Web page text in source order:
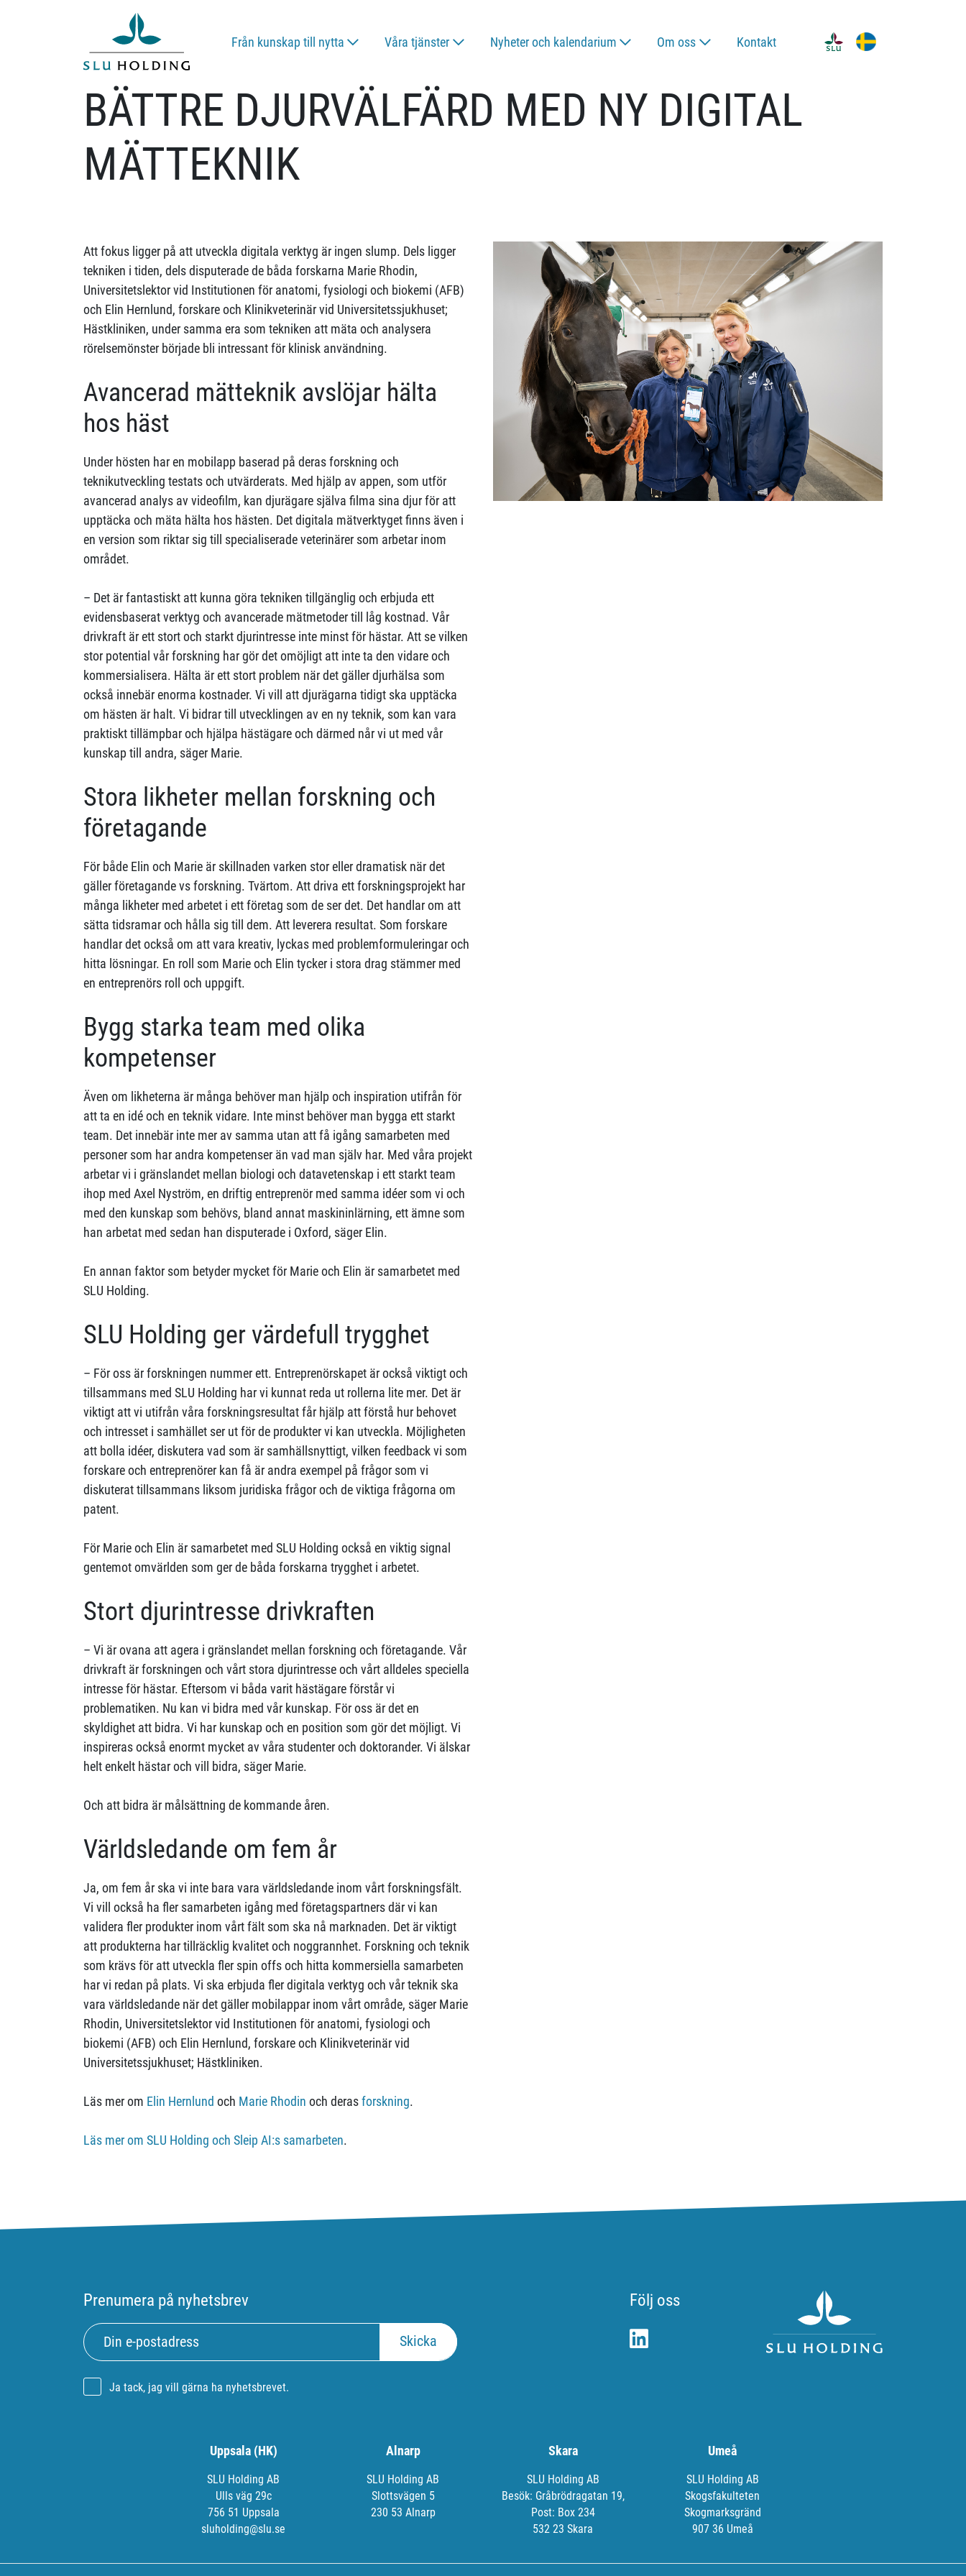
Från kunskap till nytta Våra tjänster Nyheter och kalendarium Om oss Kontakt
BÄTTRE DJURVÄLFÄRD MED NY DIGITAL
MÄTTEKNIK
Att fokus ligger på att utveckla digitala verktyg är ingen slump. Dels ligger
tekniken i tiden, dels disputerade de båda forskarna Marie Rhodin,
Universitetslektor vid Institutionen för anatomi, fysiologi och biokemi (AFB)
och Elin Hernlund, forskare och Klinikveterinär vid Universitetssjukhuset;
Hästkliniken, under samma era som tekniken att mäta och analysera
rörelsemönster började bli intressant för klinisk användning.
Avancerad mätteknik avslöjar hälta
hos häst
Under hösten har en mobilapp baserad på deras forskning och
teknikutveckling testats och utvärderats. Med hjälp av appen, som utför
avancerad analys av videofilm, kan djurägare själva filma sina djur för att
upptäcka och mäta hälta hos hästen. Det digitala mätverktyget finns även i
en version som riktar sig till specialiserade veterinärer som arbetar inom
området.
– Det är fantastiskt att kunna göra tekniken tillgänglig och erbjuda ett
evidensbaserat verktyg och avancerade mätmetoder till låg kostnad. Vår
drivkraft är ett stort och starkt djurintresse inte minst för hästar. Att se vilken
stor potential vår forskning har gör det omöjligt att inte ta den vidare och
kommersialisera. Hälta är ett stort problem när det gäller djurhälsa som
också innebär enorma kostnader. Vi vill att djurägarna tidigt ska upptäcka
om hästen är halt. Vi bidrar till utvecklingen av en ny teknik, som kan vara
praktiskt tillämpbar och hjälpa hästägare och därmed når vi ut med vår
kunskap till andra, säger Marie.
Stora likheter mellan forskning och
företagande
För både Elin och Marie är skillnaden varken stor eller dramatisk när det
gäller företagande vs forskning. Tvärtom. Att driva ett forskningsprojekt har
många likheter med arbetet i ett företag som de ser det. Det handlar om att
sätta tidsramar och hålla sig till dem. Att leverera resultat. Som forskare
handlar det också om att vara kreativ, lyckas med problemformuleringar och
hitta lösningar. En roll som Marie och Elin tycker i stora drag stämmer med
en entreprenörs roll och uppgift.
Bygg starka team med olika
kompetenser
Även om likheterna är många behöver man hjälp och inspiration utifrån för
att ta en idé och en teknik vidare. Inte minst behöver man bygga ett starkt
team. Det innebär inte mer av samma utan att få igång samarbeten med
personer som har andra kompetenser än vad man själv har. Med våra projekt
arbetar vi i gränslandet mellan biologi och datavetenskap i ett starkt team
ihop med Axel Nyström, en driftig entreprenör med samma idéer som vi och
med den kunskap som behövs, bland annat maskininlärning, ett ämne som
han arbetat med sedan han disputerade i Oxford, säger Elin.
En annan faktor som betyder mycket för Marie och Elin är samarbetet med
SLU Holding.
SLU Holding ger värdefull trygghet
– För oss är forskningen nummer ett. Entreprenörskapet är också viktigt och
tillsammans med SLU Holding har vi kunnat reda ut rollerna lite mer. Det är
viktigt att vi utifrån våra forskningsresultat får hjälp att förstå hur behovet
och intresset i samhället ser ut för de produkter vi kan utveckla. Möjligheten
att bolla idéer, diskutera vad som är samhällsnyttigt, vilken feedback vi som
forskare och entreprenörer kan få är andra exempel på frågor som vi
diskuterat tillsammans liksom juridiska frågor och de viktiga frågorna om
patent.
För Marie och Elin är samarbetet med SLU Holding också en viktig signal
gentemot omvärlden som ger de båda forskarna trygghet i arbetet.
Stort djurintresse drivkraften
– Vi är ovana att agera i gränslandet mellan forskning och företagande. Vår
drivkraft är forskningen och vårt stora djurintresse och vårt alldeles speciella
intresse för hästar. Eftersom vi båda varit hästägare förstår vi
problematiken. Nu kan vi bidra med vår kunskap. För oss är det en
skyldighet att bidra. Vi har kunskap och en position som gör det möjligt. Vi
inspireras också enormt mycket av våra studenter och doktorander. Vi älskar
helt enkelt hästar och vill bidra, säger Marie.
Och att bidra är målsättning de kommande åren.
Världsledande om fem år
Ja, om fem år ska vi inte bara vara världsledande inom vårt forskningsfält.
Vi vill också ha fler samarbeten igång med företagspartners där vi kan
validera fler produkter inom vårt fält som ska nå marknaden. Det är viktigt
att produkterna har tillräcklig kvalitet och noggrannhet. Forskning och teknik
som krävs för att utveckla fler spin offs och hitta kommersiella samarbeten
har vi redan på plats. Vi ska erbjuda fler digitala verktyg och vår teknik ska
vara världsledande när det gäller mobilappar inom vårt område, säger Marie
Rhodin, Universitetslektor vid Institutionen för anatomi, fysiologi och
biokemi (AFB) och Elin Hernlund, forskare och Klinikveterinär vid
Universitetssjukhuset; Hästkliniken.
Läs mer om Elin Hernlund och Marie Rhodin och derasforskning.
Läs mer om SLU Holding och Sleip AI:s samarbeten.
Prenumera på nyhetsbrev
Ja tack, jag vill gärna ha nyhetsbrevet.
Följ oss
Uppsala (HK)
SLU Holding AB
Ulls väg 29c
756 51 Uppsala
sluholding@slu.se
Alnarp
SLU Holding AB
Slottsvägen 5
230 53 Alnarp
Skara
SLU Holding AB
Besök: Gråbrödragatan 19,
Post: Box 234
532 23 Skara
Umeå
SLU Holding AB
Skogsfakulteten
Skogmarksgränd
907 36 Umeå